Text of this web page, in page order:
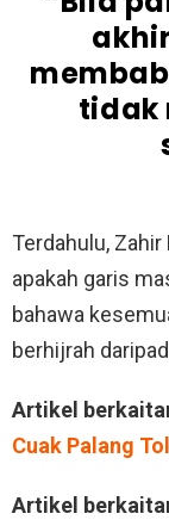
tidak
Terdahulu,
apakah garis
bahawa
berhijrah
Artikel
Cuak Palang
Artikel